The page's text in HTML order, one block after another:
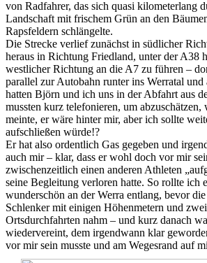
von Radfahrer, das sich quasi kilometerlang
Landschaft mit frischem Grün an den
Rapsfeldern schlängelte.
Die Strecke verlief zunächst in südlicher
heraus in Richtung Friedland, unter der A38
westlicher Richtung an die A7 zu führen –
parallel zur Autobahn runter ins Werratal
hatten Björn und ich uns in der Abfahrt aus
mussten kurz telefonieren, um
meinte, er wäre hinter mir, aber ich sollte
aufschließen würde!?
Er hat also ordentlich Gas gegeben und
auch mir – klar, dass er wohl doch vor mir
zwischenzeitlich einen anderen Athleten
seine Begleitung verloren hatte. So rollte ich
wunderschön an der Werra entlang, bevor
Schlenker mit einigen Höhenmetern und
Ortsdurchfahrten nahm – und kurz danach
wiedervereint, dem irgendwann klar
vor mir sein musste und am Wegesrand auf